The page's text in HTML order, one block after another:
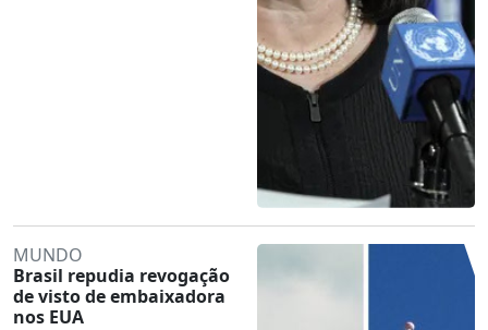
MUNDO
Brasil repudia revogação
de visto de embaixadora
nos EUA